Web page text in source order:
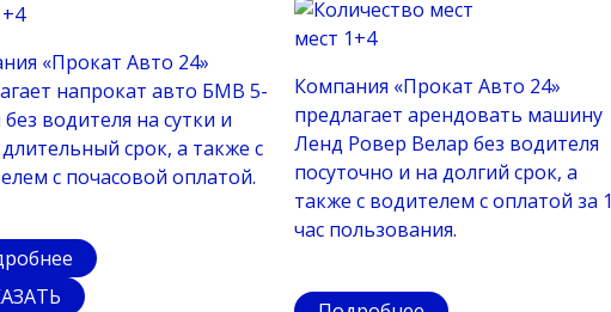
«Прокат Авто 24»
напрокат авто БМВ 5-
водителя на сутки и
срок, а также с
с почасовой оплатой.
мест 1+4
Компания «Прокат Авто 24»
предлагает арендовать машину
Ленд Ровер Велар без водителя
посуточно и на долгий срок, а
также с водителем с оплатой за 1
час пользования.